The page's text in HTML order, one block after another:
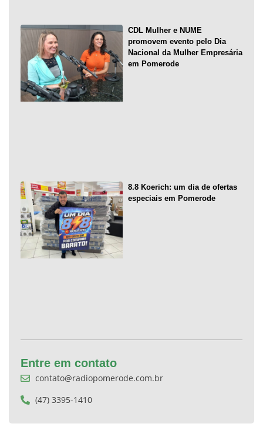
CDL Mulher e NUME
promovem evento pelo Dia
Nacional da Mulher Empresária
em Pomerode
8.8 Koerich: um dia de ofertas
especiais em Pomerode
Entre em contato
contato@radiopomerode.com.br
(47) 3395-1410